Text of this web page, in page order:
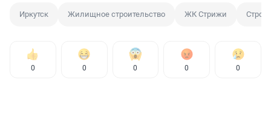
Иркутск Жилищное строительство ЖК Стрижи
0 0 0 0 0